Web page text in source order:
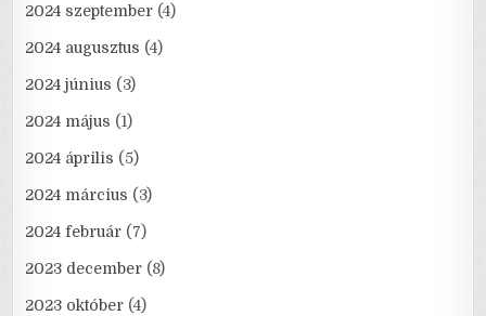
2024 szeptember (4)
2024 augusztus (4)
2024 június (3)
2024 május (1)
2024 április (5)
2024 március (3)
2024 február (7)
2023 december (8)
2023 október (4)